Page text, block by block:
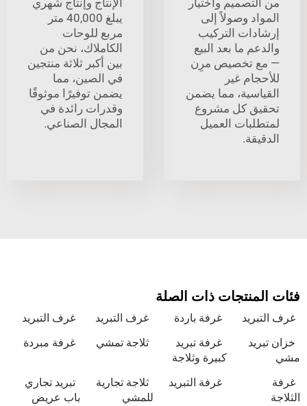
واختيار
وصولاً إلى
التركيب
ما بعد البيع
تخصيص مرِن
غير
مما يضمن
كل مشروع
العميل
الإنتاج وإنتاج شهري
يبلغ 40,000 متر
مربع للوحات
الكاملاك، نحن من
بين أكبر ثلاثة منتجين
في الصين، مما
يضمن توفيرًا موثوقًا
وقدرات رائدة في
المجال الصناعي.
ذات الصلة
غرفة باردة غرف التبريد
غرف التبريد
غرفة تبريد
كبيرة وثلاجة
ثلاجة تمشي غرفة مبردة
غرفة التبريد
ثلاجة تجارية
تبريد تجاري
باب عريض